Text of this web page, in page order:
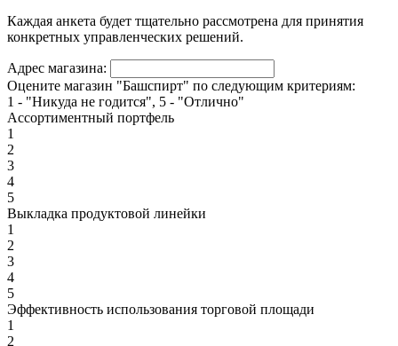
Каждая анкета будет тщательно рассмотрена для принятия
конкретных управленческих решений.
Адрес магазина:
Оцените магазин "Башспирт" по следующим критериям:
1 - "Никуда не годится", 5 - "Отлично"
Ассортиментный портфель
1
2
3
4
5
Выкладка продуктовой линейки
1
2
3
4
5
Эффективность использования торговой площади
1
2